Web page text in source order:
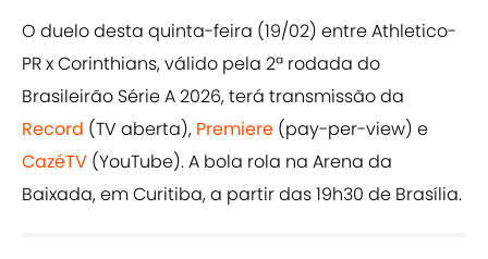
O duelo desta quinta-feira (19/02) entre Athletico-
PR x Corinthians, válido pela 2ª rodada do
Brasileirão Série A 2026, terá transmissão da
Record (TV aberta), Premiere (pay-per-view) e
CazéTV (YouTube). A bola rola na Arena da
Baixada, em Curitiba, a partir das 19h30 de Brasília.